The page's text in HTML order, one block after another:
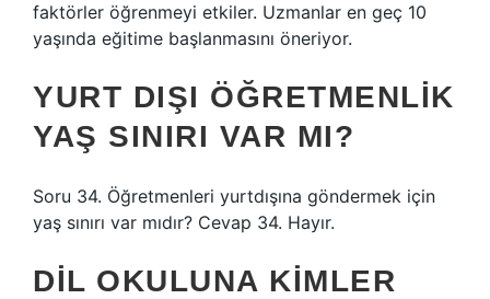
faktörler öğrenmeyi etkiler. Uzmanlar en geç 10
yaşında eğitime başlanmasını öneriyor.
YURT DIŞI ÖĞRETMENLIK
YAŞ SINIRI VAR MI?
Soru 34. Öğretmenleri yurtdışına göndermek için
yaş sınırı var mıdır? Cevap 34. Hayır.
DIL OKULUNA KIMLER